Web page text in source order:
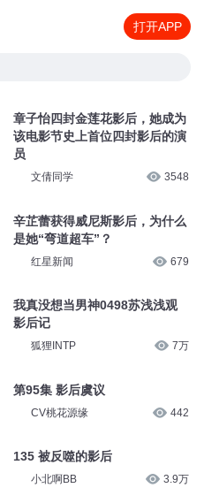
打开APP
章子怡四封金莲花影后，她成为
该电影节史上首位四封影后的演
员
文倩同学 3548
辛芷蕾获得威尼斯影后，为什么
是她“弯道超车”？
红星新闻 679
我真没想当男神0498苏浅浅观
影后记
狐狸INTP 7万
第95集 影后虞议
CV桃花源缘 442
135 被反噬的影后
小北啊BB 3.9万